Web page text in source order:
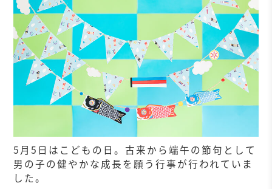
5月5日はこどもの日。古来から端午の節句として
男の子の健やかな成長を願う行事が行われていま
した。